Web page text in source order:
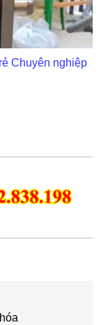
Chuyên nghiệp